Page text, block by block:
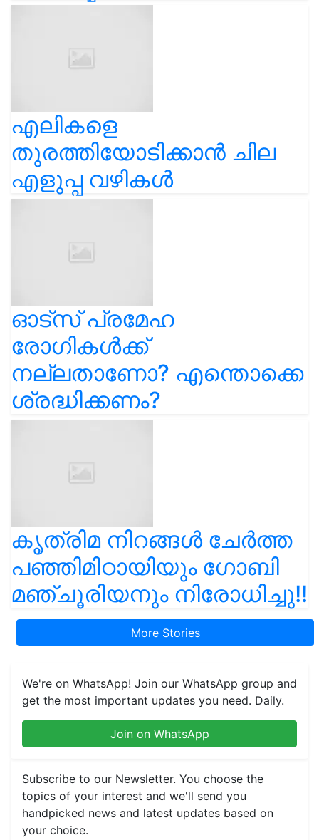
എലികളെ
തുരത്തിയോടിക്കാൻ ചില
എളുപ്പ വഴികൾ
ഓട്സ് പ്രമേഹ
രോഗികൾക്ക്
നല്ലതാണോ? എന്തൊക്കെ
ശ്രദ്ധിക്കണം?
കൃത്രിമ നിറങ്ങൾ ചേർത്ത
പഞ്ഞിമിഠായിയും ഗോബി
മഞ്ചൂരിയനും നിരോധിച്ചു!!
More Stories
We're on WhatsApp! Join our WhatsApp group and
get the most important updates you need. Daily.
Join on WhatsApp
Subscribe to our Newsletter. You choose the
topics of your interest and we'll send you
handpicked news and latest updates based on
your choice.